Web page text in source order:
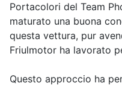
Portacolori del Team
maturato una buona
questa vettura, pur
Friulmotor ha lavorato
Questo approccio ha